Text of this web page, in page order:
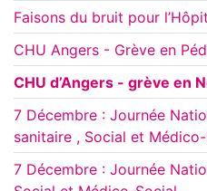
Faisons du bruit pour
CHU Angers - Grève en
CHU d’Angers - grève en
7 Décembre : Journée
sanitaire , Social et
7 Décembre : Journée